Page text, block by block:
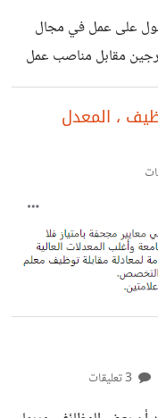
على عمل في مجال
مقابل مناصب عمل
الامر صعبا جدا.. ما
خارج مجال تخصصك؟
توازيا مع عملك
الحالية و الاستمرار
، المعدل